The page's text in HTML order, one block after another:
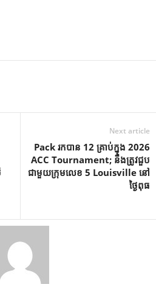
Next article
Pack រកបាន 12 គ្រាប់ក្នុង 2026
ACC Tournament; នឹងត្រូវជួប
ជាមួយក្រុមលេខ 5 Louisville នៅ
ថ្ងៃពុធ